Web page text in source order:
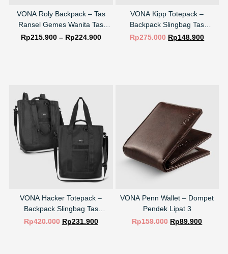
VONA Roly Backpack – Tas
Ransel Gemes Wanita Tas
Punggung Laptop Sekolah
Rp215.900 – Rp224.900
VONA Kipp Totepack –
Backpack Slingbag Tas
Slempang
Rp275.000 Rp148.900
VONA Hacker Totepack –
Backpack Slingbag Tas
Slempang Ransel Laptop
Rp420.000 Rp231.900
VONA Penn Wallet – Dompet
Pendek Lipat 3
Rp159.000 Rp89.900